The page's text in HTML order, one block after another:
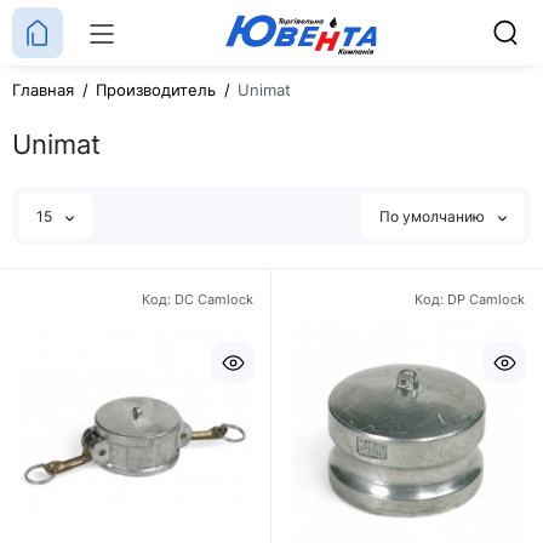
Главная Производитель Unimat
Unimat
15 По умолчанию
Код: DC Camlock Код: DP Camlock